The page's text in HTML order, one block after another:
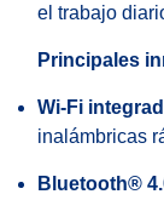
el trabajo
Principales
Wi-Fi
inalámbricas
Bluetooth®